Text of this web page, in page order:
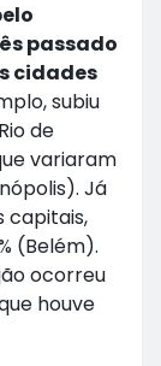
passado
cidades
subiu
de
variaram
Já
capitais,
(Belém).
ocorreu
houve